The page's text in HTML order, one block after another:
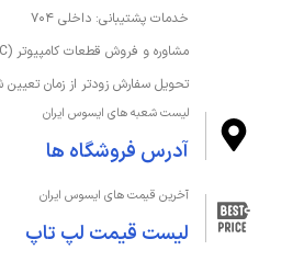
خدمات پشتیبانی: داخلی ۷۰۴
مشاوره و فروش قطعات کامپیوتر (PC): داخلی ۳۱۴
تحویل سفارش زودتر از زمان تعیین
لیست شعبه های ایسوس ایران
آدرس فروشگاه ها
آخرین قیمت های ایسوس ایران
لیست قیمت لپ تاپ